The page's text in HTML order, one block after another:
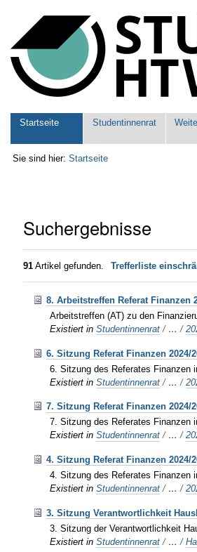
Werkzeuge
Sektionen
Startseite Studentinnenrat
Sie sind hier: Startseite
Suchergebnisse
91 Artikel gefunden. Trefferliste
8. Arbeitstreffen Referat Finanzen
Arbeitstreffen (AT) zu den
Existiert in Studentinnenrat / …/
6. Sitzung Referat Finanzen 2024/
6. Sitzung des Referates Finanzen
Existiert in Studentinnenrat / …/
7. Sitzung Referat Finanzen 2024/
7. Sitzung des Referates Finanzen
Existiert in Studentinnenrat / …/
4. Sitzung Referat Finanzen 2024/
4. Sitzung des Referates Finanzen
Existiert in Studentinnenrat / …/
3. Sitzung Verantwortlichkeit
3. Sitzung der Verantwortlichkeit
Existiert in Studentinnenrat / …/